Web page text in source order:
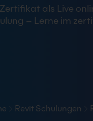
als Live
– Lerne im
Navigation
Revit Schulungen